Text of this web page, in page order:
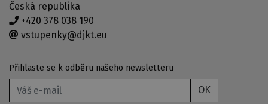
Česká republika
+420 378 038 190
vstupenky@djkt.eu
Přihlaste se k odběru našeho newsletteru
OK